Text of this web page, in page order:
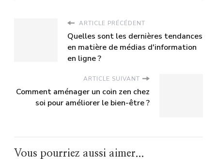
ARTICLE PRÉCÉDENT
Quelles sont les dernières tendances
en matière de médias d'information
en ligne ?
ARTICLE SUIVANT
Comment aménager un coin zen chez
soi pour améliorer le bien-être ?
Vous pourriez aussi aimer...